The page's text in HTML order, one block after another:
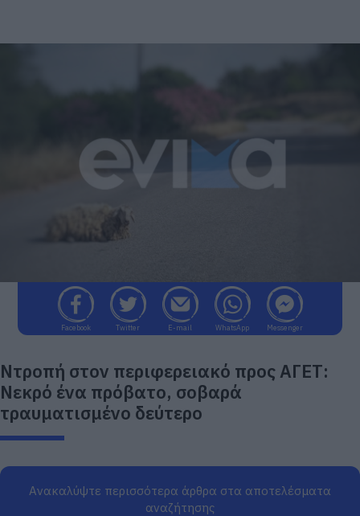
Facebook Twitter E-mail WhatsApp Messenger
Ντροπή στον περιφερειακό προς ΑΓΕΤ:
Νεκρό ένα πρόβατο, σοβαρά
τραυματισμένο δεύτερο
Ανακαλύψτε περισσότερα άρθρα στα αποτελέσματα
αναζήτησης